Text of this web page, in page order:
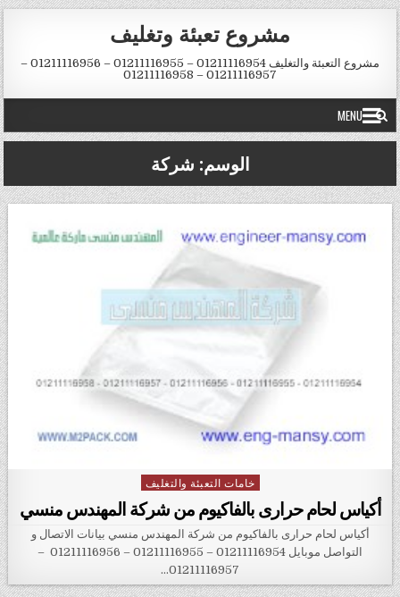
Skip to content
مشروع تعبئة وتغليف
مشروع التعبئة والتغليف 01211116954 – 01211116955 – 01211116956 –
01211116957 – 01211116958
MENU
الوسم: شركة
Posted in
خامات التعبئة والتغليف
أكياس لحام حرارى بالفاكيوم من شركة المهندس منسي
أكياس لحام حرارى بالفاكيوم من شركة المهندس منسي بيانات الاتصال و
التواصل موبايل 01211116954 – 01211116955 – 01211116956 –
01211116957…